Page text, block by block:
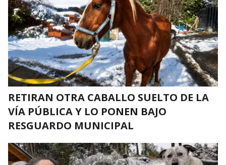
RETIRAN OTRA CABALLO SUELTO DE LA
VÍA PÚBLICA Y LO PONEN BAJO
RESGUARDO MUNICIPAL